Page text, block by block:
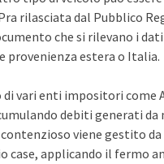
rilasciata dal Pubblico
che si rilevano i
provenienza estera o Italia.
vari enti impositori
debiti generati da
viene gestito
case, applicando il fermo